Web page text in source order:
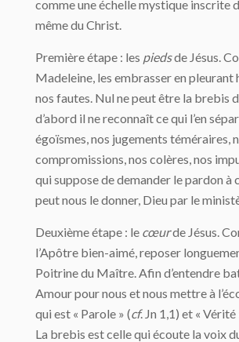
comme une échelle mystique inscrite
même du Christ.
Première étape : les piedsde Jésus.
Madeleine, les embrasser en pleurant
nos fautes. Nul ne peut être la brebis
d’abord il ne reconnaît ce qui l’en
égoïsmes, nos jugements téméraires,
compromissions, nos colères, nos
qui suppose de demander le pardon à
peut nous le donner, Dieu par le
Deuxième étape : le cœurde Jésus.
l’Apôtre bien-aimé, reposer
Poitrine du Maître. Afin d’entendre
Amour pour nous et nous mettre à
qui est « Parole » (cf. Jn 1,1) et « Vérité
La brebis est celle qui écoute la voix